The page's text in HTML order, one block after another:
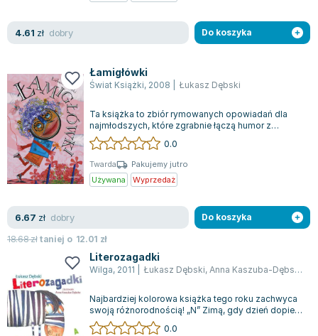
Jan Sztaudynger
Aleksander Puszkin
Małgorzata Ohme
Maddie Ziegler
Leszek Czarnecki
Joanna Racewicz
Maria Seweryn
Janina Zającówna
Anna Prus (oprac.)
Nela Mała Reporterka
Agnieszka Maciąg
Barbara Wrzesińska
Terry Pratchett
Virginia Woolf
Lorraine Warren
4.61 zł dobry Do koszyka
Łamigłówki
Świat Książki, 2008 Łukasz Dębski
Ta książka to zbiór rymowanych opowiadań dla
najmłodszych, które zgrabnie łączą humor z
pomysłowością językową. Każda opowieść jes...
0.0
Twarda
Pakujemy jutro
Używana
Wyprzedaż
6.67 zł dobry
18.68złtaniej o 12.01 zł
Do koszyka
Literozagadki
Wilga, 2011 Łukasz Dębski, Anna Kaszuba-Dębska
Najbardziej kolorowa książka tego roku zachwyca
swoją różnorodnością! „N” Zimą, gdy dzień dopiero
budzi się do życia, można dostrz...
0.0